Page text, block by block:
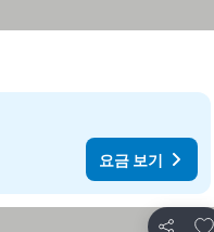
요금 보기
즐